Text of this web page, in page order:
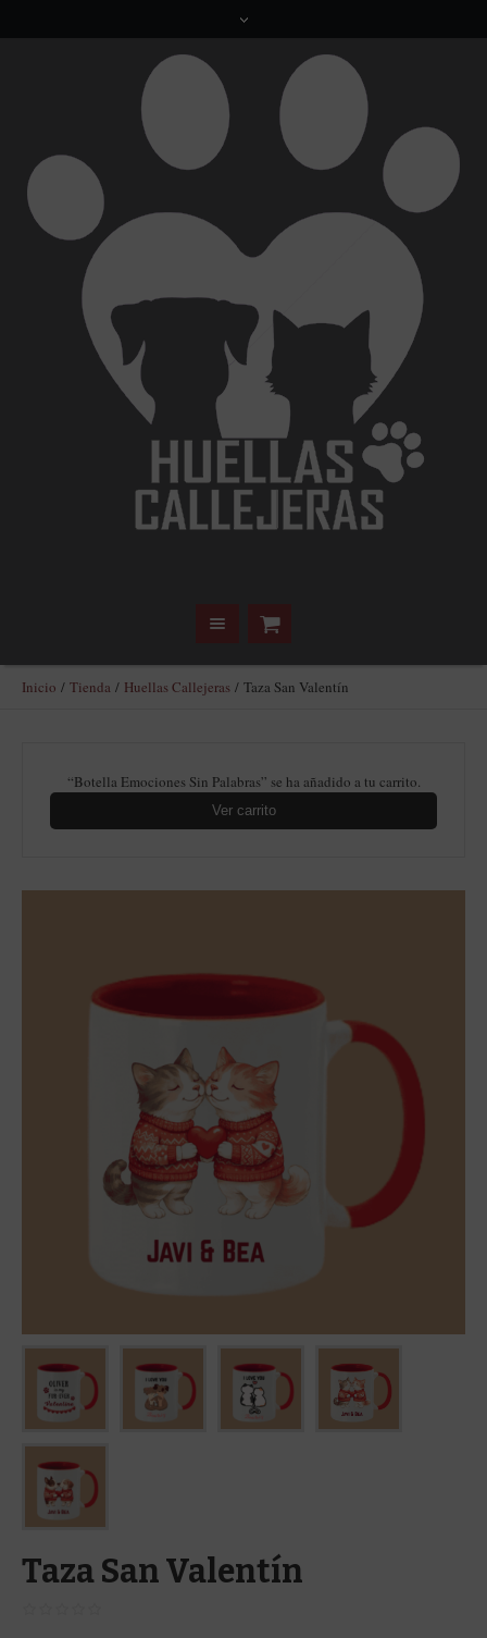
Inicio / Tienda / Huellas Callejeras / Taza San Valentín
“Botella Emociones Sin Palabras” se ha añadido a tu carrito.
Ver carrito
Taza San Valentín